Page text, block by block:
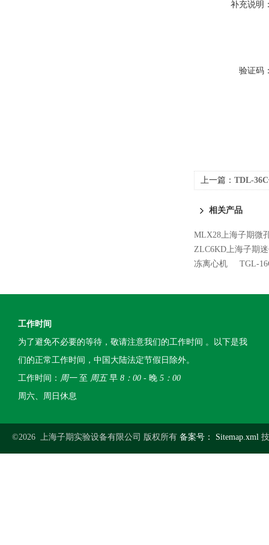
补充说明
验证码
上一篇： TDL-
相关产品
MLX28上海子期微
ZLC6KD上海子期
冻离心机
TGL-
工作时间
为了避免不必要的等待，敬请注意我们的工作时间 。以下是我
们的正常工作时间，中国大陆法定节假日除外。
工作时间： 周一至 周五早 8：00 - 晚 5：00
周六、周日休息
©2026 上海子期实验设备有限公司 版权所有 备案号： Sitemap.xml